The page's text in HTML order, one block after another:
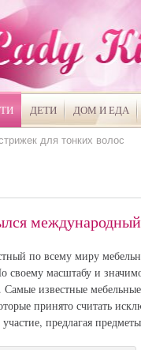
ДЕТИ ДОМ И ЕДА
для тонких волос
по всему миру
своему масштабу и
известные
принято считать
предлагая